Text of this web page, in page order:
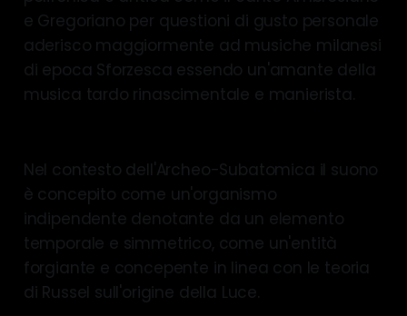
e Gregoriano per questioni di gusto personale
aderisco maggiormente ad musiche milanesi
di epoca Sforzesca essendo un'amante della
musica tardo rinascimentale e manierista.
Nel contesto dell'Archeo-Subatomica il suono
è concepito come un'organismo
indipendente denotante da un elemento
temporale e simmetrico, come un'entità
forgiante e concepente in linea con le teoria
di Russel sull'origine della Luce.